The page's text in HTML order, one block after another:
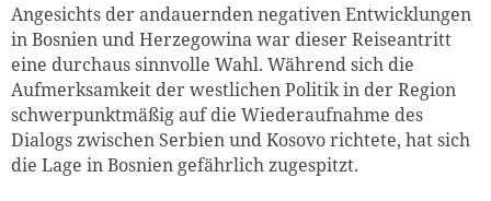
Angesichts der andauernden negativen Entwicklungen
in Bosnien und Herzegowina war dieser Reiseantritt
eine durchaus sinnvolle Wahl. Während sich die
Aufmerksamkeit der westlichen Politik in der Region
schwerpunktmäßig auf die Wiederaufnahme des
Dialogs zwischen Serbien und Kosovo richtete, hat sich
die Lage in Bosnien gefährlich zugespitzt.